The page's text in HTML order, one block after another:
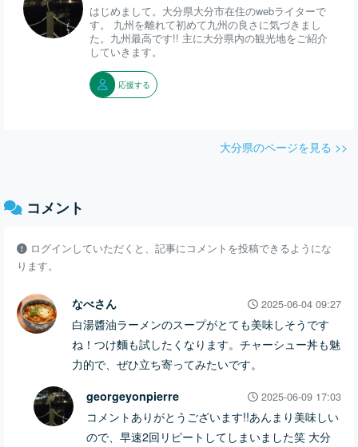
はじめまして。大分県大分市在住のwebライターで
す。 九州を離れて初めて九州の良さに気づきまし
た。九州最高です!! 主に大分県内の観光地をご紹介
していきます。
応援する
大分県のページを見る >>
コメント
ログインしていただくと、記事にコメントを投稿できるようにな
ります。
なべさん 2025-06-04 09:27
白湯醬油ラーメンのスープがとても美味しそうです
ね！つけ麵も試したくなります。チャーシュー丼も魅
力的で、ぜひ立ち寄ってみたいです。
georgeyonpierre 2025-06-09 17:03
コメントありがとうございます!!あんまり美味しい
ので、早速2回リピートしてしまいました笑 大分